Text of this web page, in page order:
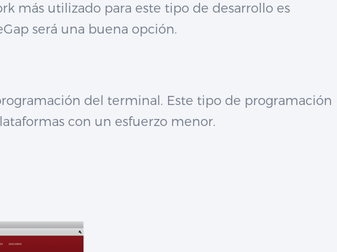
más utilizado para este tipo de desarrollo es
será una buena opción.
del terminal. Este tipo de programación
con un esfuerzo menor.